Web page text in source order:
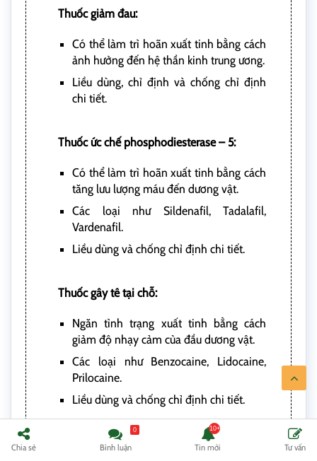
Thuốc giảm đau:
Có thể làm trì hoãn xuất tinh bằng cách
ảnh hưởng đến hệ thần kinh trung ương.
Liều dùng, chỉ định và chống chỉ định
chi tiết.
Thuốc ức chế phosphodiesterase – 5:
Có thể làm trì hoãn xuất tinh bằng cách
tăng lưu lượng máu đến dương vật.
Các loại như Sildenafil, Tadalafil,
Vardenafil.
Liều dùng và chống chỉ định chi tiết.
Thuốc gây tê tại chỗ:
Ngăn tình trạng xuất tinh bằng cách
giảm độ nhạy cảm của đầu dương vật.
Các loại như Benzocaine, Lidocaine,
Prilocaine.
Liều dùng và chống chỉ định chi tiết.
Thực phẩm chức năng cải thiện xuất tinh
Chia sẻ Bình luận
0
Tin mới Tư vấn